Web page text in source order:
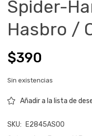
Spider-
Hasbro /
$390
Sin existencias
Añadir a la lista de
SKU:
E2845AS00